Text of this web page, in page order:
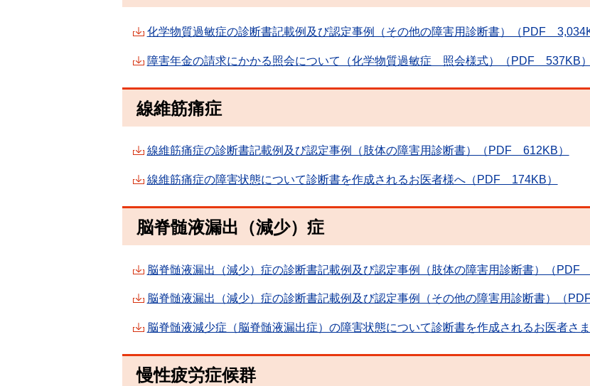
化学物質過敏症の診断書記載例及び認定事例（その他の障害用診断書）（PDF
障害年金の請求にかかる照会について（化学物質過敏症 照会様式）（PDF 537KB）
線維筋痛症
線維筋痛症の診断書記載例及び認定事例（肢体の障害用診断書）（PDF 612KB）
線維筋痛症の障害状態について診断書を作成されるお医者様へ（PDF 174KB）
脳脊髄液漏出（減少）症
脳脊髄液漏出（減少）症の診断書記載例及び認定事例（肢体の障害用診断書）（PDF
脳脊髄液漏出（減少）症の診断書記載例及び認定事例（その他の障害用診断書）（
脳脊髄液減少症（脳脊髄液漏出症）の障害状態について診断書を作成されるお医者さ
慢性疲労症候群